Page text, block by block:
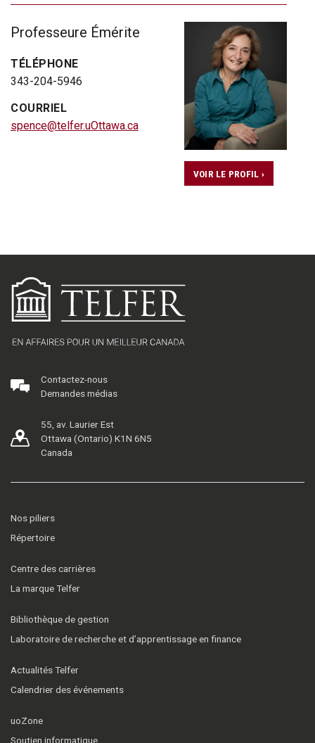
Professeure Émérite
TÉLÉPHONE
343-204-5946
COURRIEL
spence@telfer.uOttawa.ca
VOIR LE PROFIL ›
Contactez-nous
Demandes médias
55, av. Laurier Est
Ottawa (Ontario) K1N 6N5
Canada
Nos piliers
Répertoire
Centre des carrières
La marque Telfer
Bibliothèque de gestion
Laboratoire de recherche et d’apprentissage en finance
Actualités Telfer
Calendrier des événements
uoZone
Soutien informatique